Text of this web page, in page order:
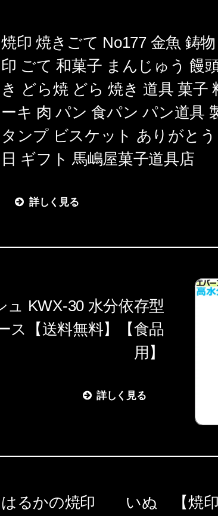
焼印 焼きごて No177 金魚 鋳
印 ごて 和菓子 まんじゅう 饅
き どら焼 どら 焼き 道具 菓子
ーキ 肉 パン 食パン パン道具
タンプ ビスケット ありがと
日 ギフト 馬嶋屋菓子道具店
詳しく見る
KWX-30 水分依存型
ス【送料無料】【食品
用】
詳しく見る
はるかの焼印 いぬ 【焼印